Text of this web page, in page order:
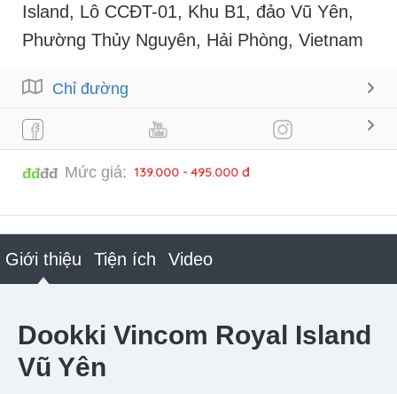
Island, Lô CCĐT-01, Khu B1, đảo Vũ Yên,
Phường Thủy Nguyên, Hải Phòng, Vietnam
Chỉ đường
đđđđ Mức giá: 139.000 - 495.000 đ
Giới thiệu Tiện ích Video
Dookki Vincom Royal Island
Vũ Yên